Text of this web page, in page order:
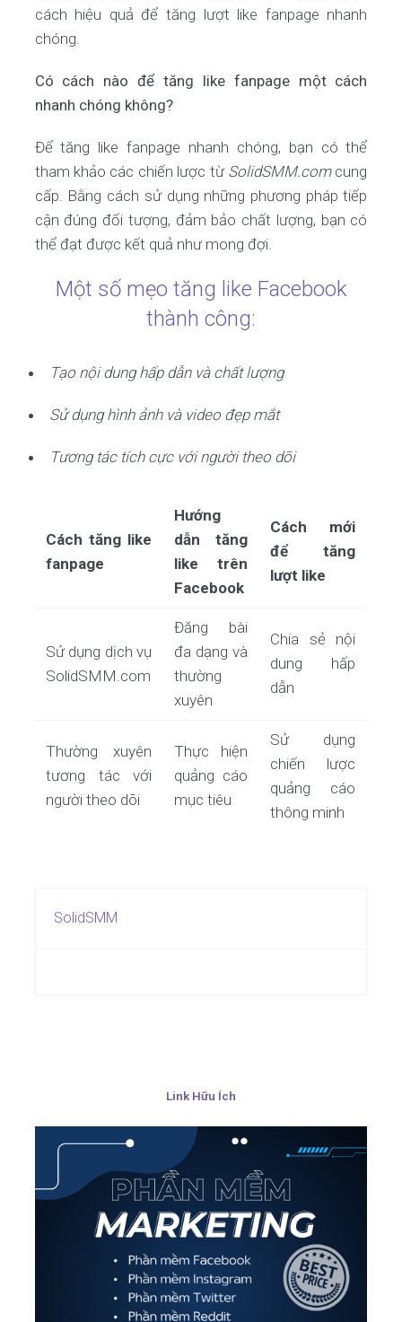
cách hiệu quả để tăng lượt like fanpage nhanh
chóng.
Có cách nào để tăng like fanpage một cách
nhanh chóng không?
Để tăng like fanpage nhanh chóng, bạn có thể
tham khảo các chiến lược từ SolidSMM.comcung
cấp. Bằng cách sử dụng những phương pháp tiếp
cận đúng đối tượng, đảm bảo chất lượng, bạn có
thể đạt được kết quả như mong đợi.
Một số mẹo tăng like Facebook
thành công:
Tạo nội dung hấp dẫn và chất lượng
Sử dụng hình ảnh và video đẹp mắt
Tương tác tích cực với người theo dõi
Cách tăng like
fanpage
Hướng
dẫn tăng
like trên
Facebook
Cách mới
để tăng
lượt like
Sử dụng dịch vụ
SolidSMM.com
Đăng bài
đa dạng và
thường
xuyên
Chia sẻ nội
dung hấp
dẫn
Thường xuyên
tương tác với
người theo dõi
Thực hiện
quảng cáo
mục tiêu
Sử dụng
chiến lược
quảng cáo
thông minh
SolidSMM
Link Hữu Ích